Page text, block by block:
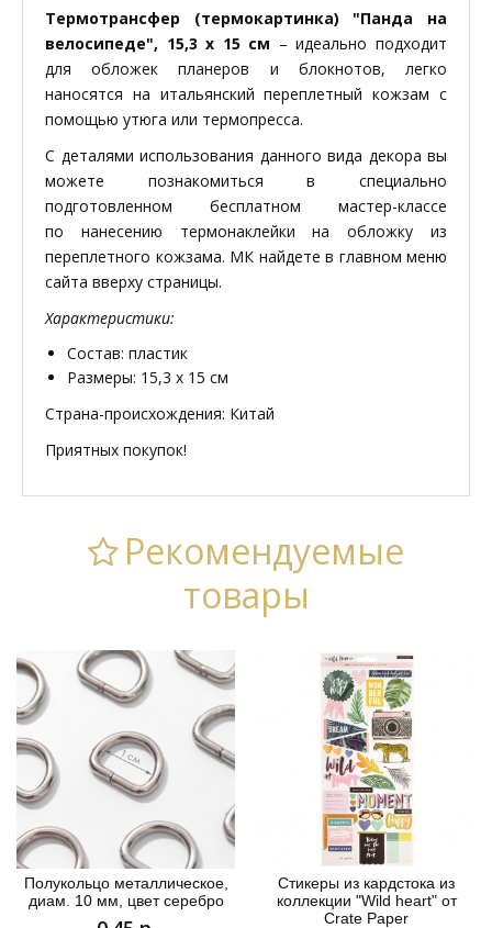
Термотрансфер (термокартинка) "Панда на
велосипеде", 15,3 х 15 см – идеально подходит
для обложек планеров и блокнотов, легко
наносятся на итальянский переплетный кожзам с
помощью утюга или термопресса.
С деталями использования данного вида декора вы
можете познакомиться в специально
подготовленном бесплатном мастер-классе
по нанесению термонаклейки на обложку из
переплетного кожзама. МК найдете в главном меню
сайта вверху страницы.
Характеристики:
Состав: пластик
Размеры: 15,3 х 15 см
Страна-происхождения: Китай
Приятных покупок!
Рекомендуемые
товары
Полукольцо металлическое,
диам. 10 мм, цвет серебро
Стикеры из кардстока из
коллекции "Wild heart" от
Crate Paper